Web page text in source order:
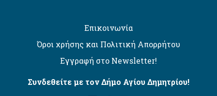
Επικοινωνία
Όροι χρήσης και Πολιτική Απορρήτου
Εγγραφή στο Newsletter!
Συνδεθείτε με τον Δήμο Αγίου Δημητρίου!